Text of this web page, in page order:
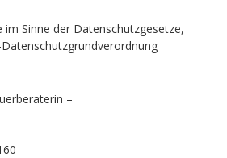
im Sinne der Datenschutzgesetze,
–